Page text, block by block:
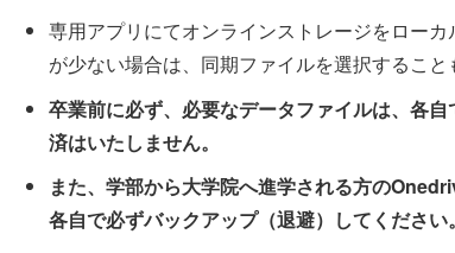
専用アプリにてオンラインストレージをロー
が少ない場合は、同期ファイルを選択すること
卒業前に必ず、必要なデータファイルは、各
済はいたしません。
また、学部から大学院へ進学される方の
各自で必ずバックアップ（退避）してください